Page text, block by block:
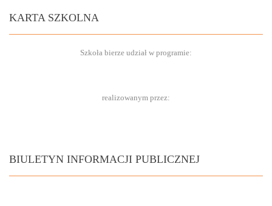
KARTA SZKOLNA
Szkoła bierze udział w programie:
realizowanym przez:
BIULETYN INFORMACJI PUBLICZNEJ